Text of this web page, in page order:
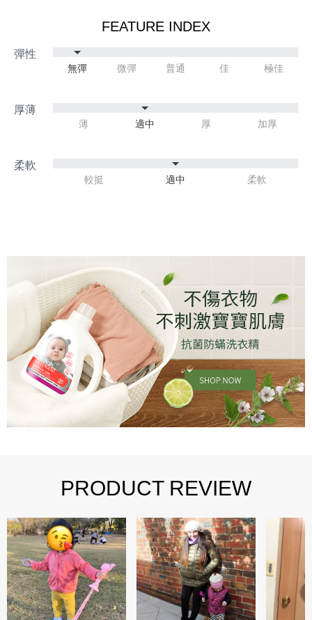
FEATURE INDEX
無彈 微彈 普通 佳 極佳
薄 適中 厚 加厚
較挺 適中 柔軟
PRODUCT REVIEW